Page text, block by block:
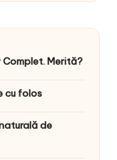
Complet. Merită?
cu folos
de